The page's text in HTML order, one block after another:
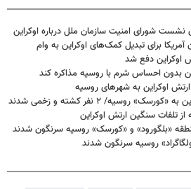
شورای امنیت سازمان ملل درباره اوکراین
برای تبدیل کمک‌های اوکراین به وام
بدون احساس شرم با روسیه مذاکره کند
اوکراین به شهرهای روسیه
روسیه/ ۲ نفر کشته و زخمی شدند
تلفات سنگین ارتش اوکراین